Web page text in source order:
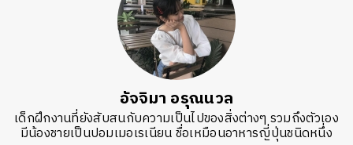
อัจจิมา อรุณนวล
เด็กฝึกงานที่ยังสับสนกับความเป็นไปของสิ่งต่างๆ รวมถึงตัวเอง
มีน้องชายเป็นปอมเมอเรเนียน ชื่อเหมือนอาหารญี่ปุ่นชนิดหนึ่ง